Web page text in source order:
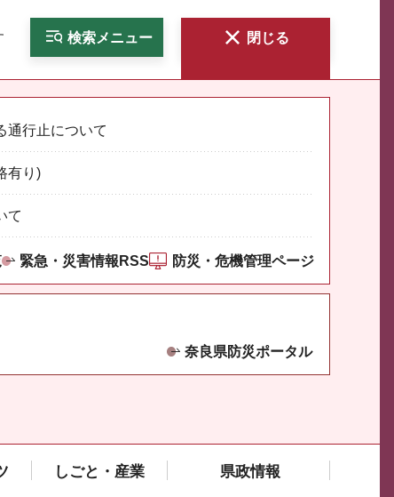
検索メニュー 閉じる
通行止について
有り)
て
緊急・災害情報RSS 防災・危機管理ページ
奈良県防災ポータル
しごと・産業 県政情報